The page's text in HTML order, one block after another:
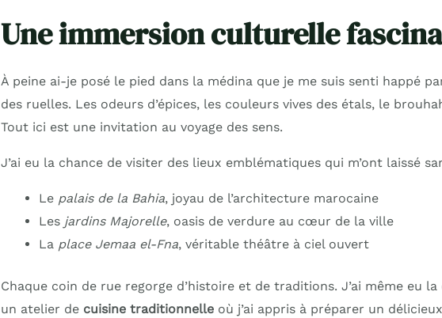
Une immersion culturelle
À peine ai-je posé le pied dans la médina que je me suis senti happé
des ruelles. Les odeurs d’épices, les couleurs vives des étals, le
Tout ici est une invitation au voyage des sens.
J’ai eu la chance de visiter des lieux emblématiques qui m’ont laissé
Le palais de la Bahia, joyau de l’architecture marocaine
Les jardins Majorelle, oasis de verdure au cœur de la ville
La place Jemaa el-Fna, véritable théâtre à ciel ouvert
Chaque coin de rue regorge d’histoire et de traditions. J’ai même eu
un atelier de cuisine traditionnelleoù j’ai appris à préparer un